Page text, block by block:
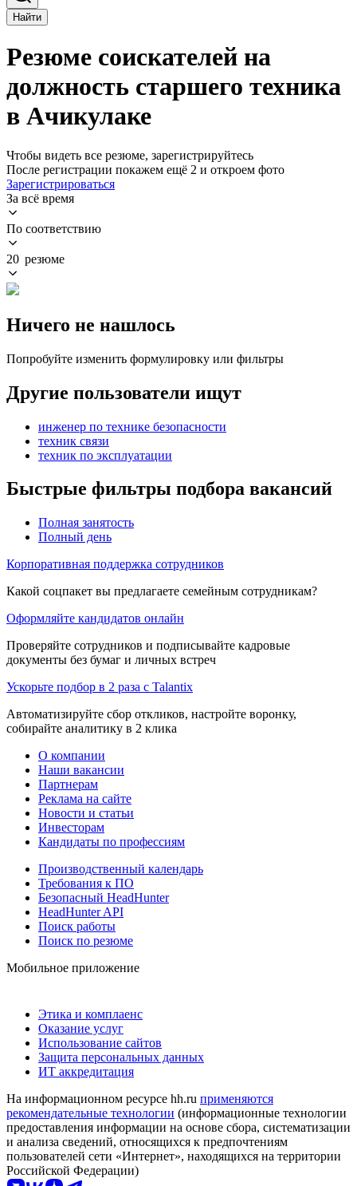
Найти
Резюме соискателей на
должность старшего техника
в Ачикулаке
Чтобы видеть все резюме, зарегистрируйтесь
После регистрации покажем ещё 2 и откроем фото
Зарегистрироваться
За всё время
По соответствию
20 резюме
Ничего не нашлось
Попробуйте изменить формулировку или фильтры
Другие пользователи ищут
инженер по технике безопасности
техник связи
техник по эксплуатации
Быстрые фильтры подбора вакансий
Полная занятость
Полный день
Корпоративная поддержка сотрудников
Какой соцпакет вы предлагаете семейным сотрудникам?
Оформляйте кандидатов онлайн
Проверяйте сотрудников и подписывайте кадровые
документы без бумаг и личных встреч
Ускорьте подбор в 2 раза с Talantix
Автоматизируйте сбор откликов, настройте воронку,
собирайте аналитику в 2 клика
О компании
Наши вакансии
Партнерам
Реклама на сайте
Новости и статьи
Инвесторам
Кандидаты по профессиям
Производственный календарь
Требования к ПО
Безопасный HeadHunter
HeadHunter API
Поиск работы
Поиск по резюме
Мобильное приложение
Этика и комплаенс
Оказание услуг
Использование сайтов
Защита персональных данных
ИТ аккредитация
На информационном ресурсе hh.ru применяются
рекомендательные технологии (информационные технологии
предоставления информации на основе сбора, систематизации
и анализа сведений, относящихся к предпочтениям
пользователей сети «Интернет», находящихся на территории
Российской Федерации)